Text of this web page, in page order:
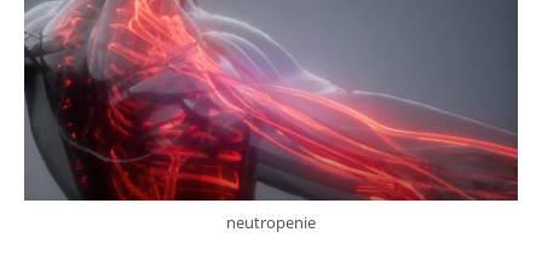
neutropenie